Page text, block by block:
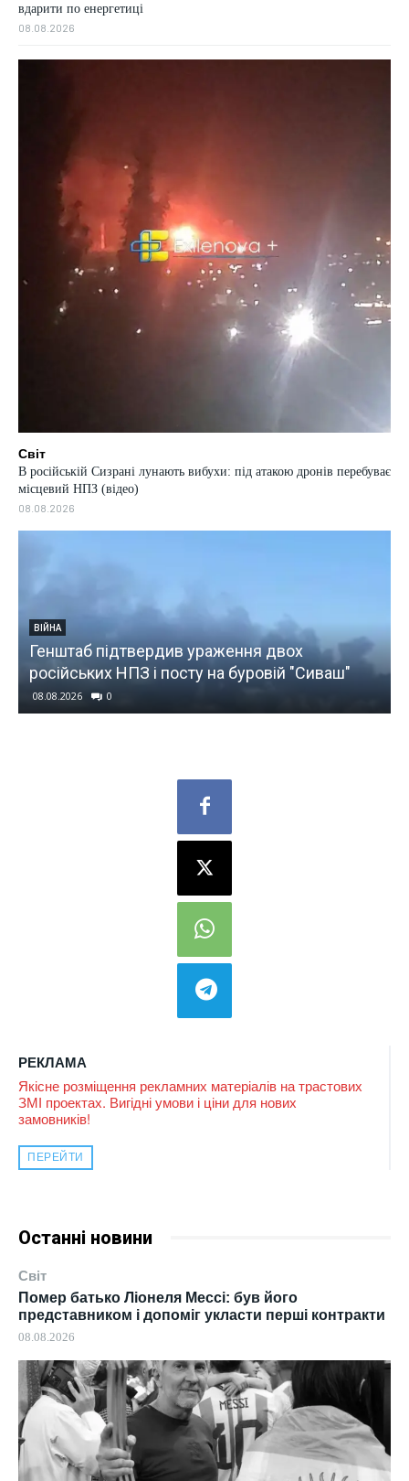
РЕКЛАМА
Якісне розміщення рекламних матеріалів на трастових
ЗМІ проектах. Вигідні умови і ціни для нових
замовників!
ПЕРЕЙТИ
Останні новини
Світ
Помер батько Ліонеля Мессі: був його
представником і допоміг укласти перші контракти
08.08.2026
вдарити по енергетиці
08.08.2026
Світ
В російській Сизрані лунають вибухи: під атакою дронів перебуває
місцевий НПЗ (відео)
08.08.2026
ВІЙНА
Генштаб підтвердив ураження двох
російських НПЗ і посту на буровій "Сиваш"
08.08.2026 0